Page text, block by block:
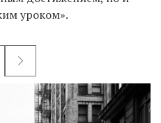
уроком».